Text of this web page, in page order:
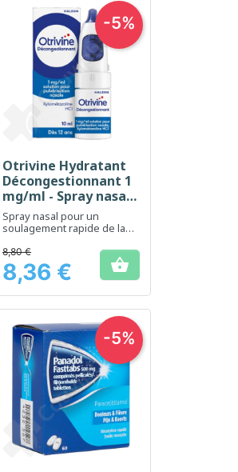
Aperçu rapide
Otrivine Hydratant
Décongestionnant 1
mg/ml - Spray nasal
10 ml
Spray nasal pour un
soulagement rapide de la
Prix
8,80 €
8,36 € 
-5%
-5%